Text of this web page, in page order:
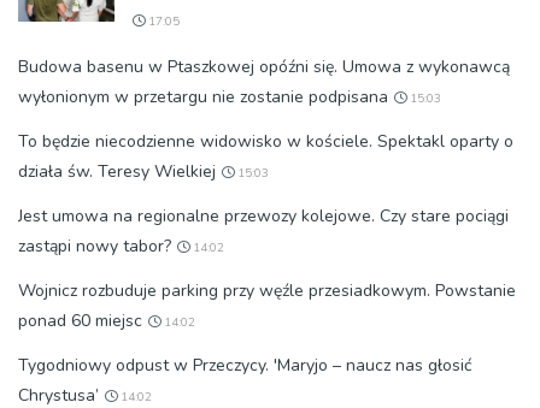
17:05
Budowa basenu w Ptaszkowej opóźni się. Umowa z wykonawcą
wyłonionym w przetargu nie zostanie podpisana
15:03
To będzie niecodzienne widowisko w kościele. Spektakl oparty o
działa św. Teresy Wielkiej
15:03
Jest umowa na regionalne przewozy kolejowe. Czy stare pociągi
zastąpi nowy tabor?
14:02
Wojnicz rozbuduje parking przy węźle przesiadkowym. Powstanie
ponad 60 miejsc
14:02
Tygodniowy odpust w Przeczycy. 'Maryjo – naucz nas głosić
Chrystusa’
14:02